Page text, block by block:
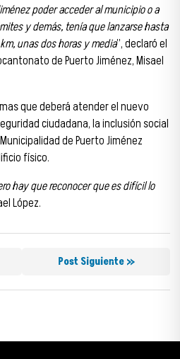
poder acceder al municipio o a
y demás, tenía que lanzarse hasta
unas dos horas y media”, declaró el
de Puerto Jiménez, Misael
que deberá atender el nuevo
ciudadana, la inclusión social
de Puerto Jiménez
físico.
hay que reconocer que es difícil lo
López.
Post Siguiente »